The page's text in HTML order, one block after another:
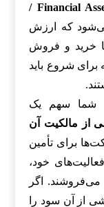
دارایی‌های مالی (Financial Assets / Securities /
که ارزش
خرید و فروش
برای شروع باید
شما سهم یک
از مالکیت آن
برای تأمین
خود،
اگر
از آن سود را